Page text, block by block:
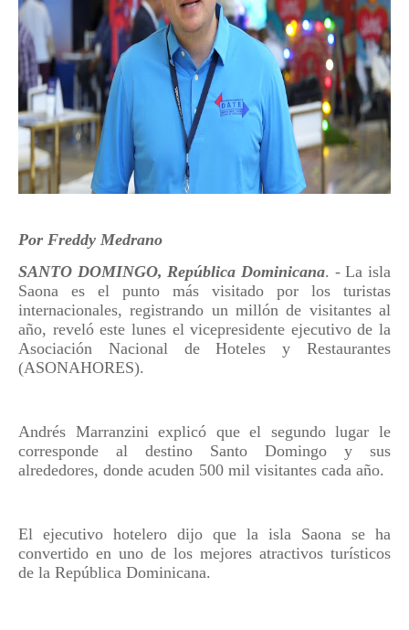
Por Freddy Medrano
SANTO DOMINGO, República Dominicana. - La isla
Saona es el punto más visitado por los turistas
internacionales, registrando un millón de visitantes al
año, reveló este lunes el vicepresidente ejecutivo de la
Asociación Nacional de Hoteles y Restaurantes
(ASONAHORES).
Andrés Marranzini explicó que el segundo lugar le
corresponde al destino Santo Domingo y sus
alrededores, donde acuden 500 mil visitantes cada año.
El ejecutivo hotelero dijo que la isla Saona se ha
convertido en uno de los mejores atractivos turísticos
de la República Dominicana.